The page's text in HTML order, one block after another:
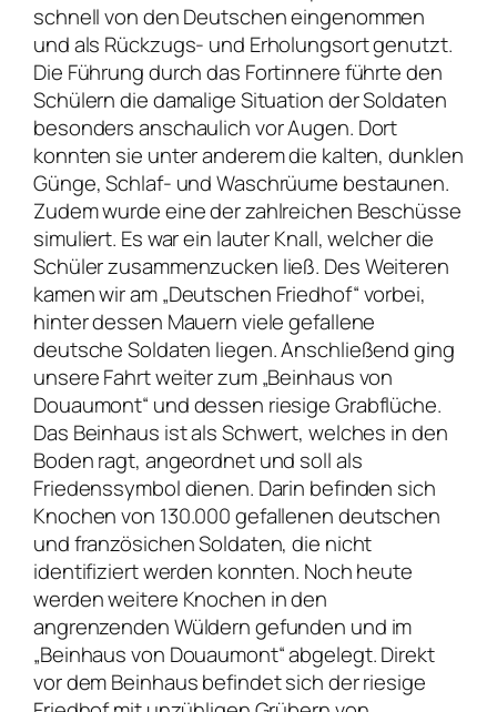
schnell von den Deutschen eingenommen
und als Rückzugs- und Erholungsort genutzt.
Die Führung durch das Fortinnere führte den
Schülern die damalige Situation der Soldaten
besonders anschaulich vor Augen. Dort
konnten sie unter anderem die kalten, dunklen
Günge, Schlaf- und Waschrüume bestaunen.
Zudem wurde eine der zahlreichen Beschüsse
simuliert. Es war ein lauter Knall, welcher die
Schüler zusammenzucken ließ. Des Weiteren
kamen wir am „Deutschen Friedhof“ vorbei,
hinter dessen Mauern viele gefallene
deutsche Soldaten liegen. Anschließend ging
unsere Fahrt weiter zum „Beinhaus von
Douaumont“ und dessen riesige Grabflüche.
Das Beinhaus ist als Schwert, welches in den
Boden ragt, angeordnet und soll als
Friedenssymbol dienen. Darin befinden sich
Knochen von 130.000 gefallenen deutschen
und französichen Soldaten, die nicht
identifiziert werden konnten. Noch heute
werden weitere Knochen in den
angrenzenden Wüldern gefunden und im
„Beinhaus von Douaumont“ abgelegt. Direkt
vor dem Beinhaus befindet sich der riesige